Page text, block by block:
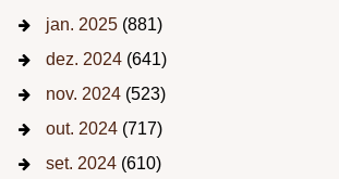
jan. 2025 (881)
dez. 2024 (641)
nov. 2024 (523)
out. 2024 (717)
set. 2024 (610)